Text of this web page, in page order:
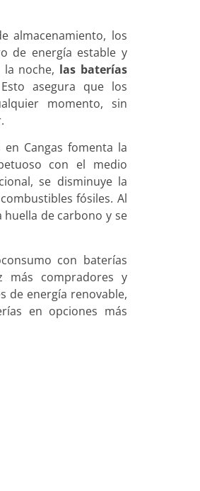
almacenamiento, los
de energía estable y
noche, las baterías
asegura que los
momento, sin
Cangas fomenta la
con el medio
se disminuye la
fósiles. Al
de carbono y se
con baterías
más compradores y
de energía renovable,
en opciones más